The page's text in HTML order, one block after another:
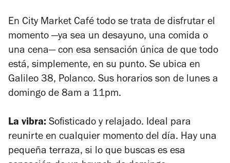
En City Market Café todo se trata de disfrutar el
momento —ya sea un desayuno, una comida o
una cena— con esa sensación única de que todo
está, simplemente, en su punto. Se ubica en
Galileo 38, Polanco. Sus horarios son de lunes a
domingo de 8am a 11pm.
La vibra: Sofisticado y relajado. Ideal para
reunirte en cualquier momento del día. Hay una
pequeña terraza, si lo que buscas es esa